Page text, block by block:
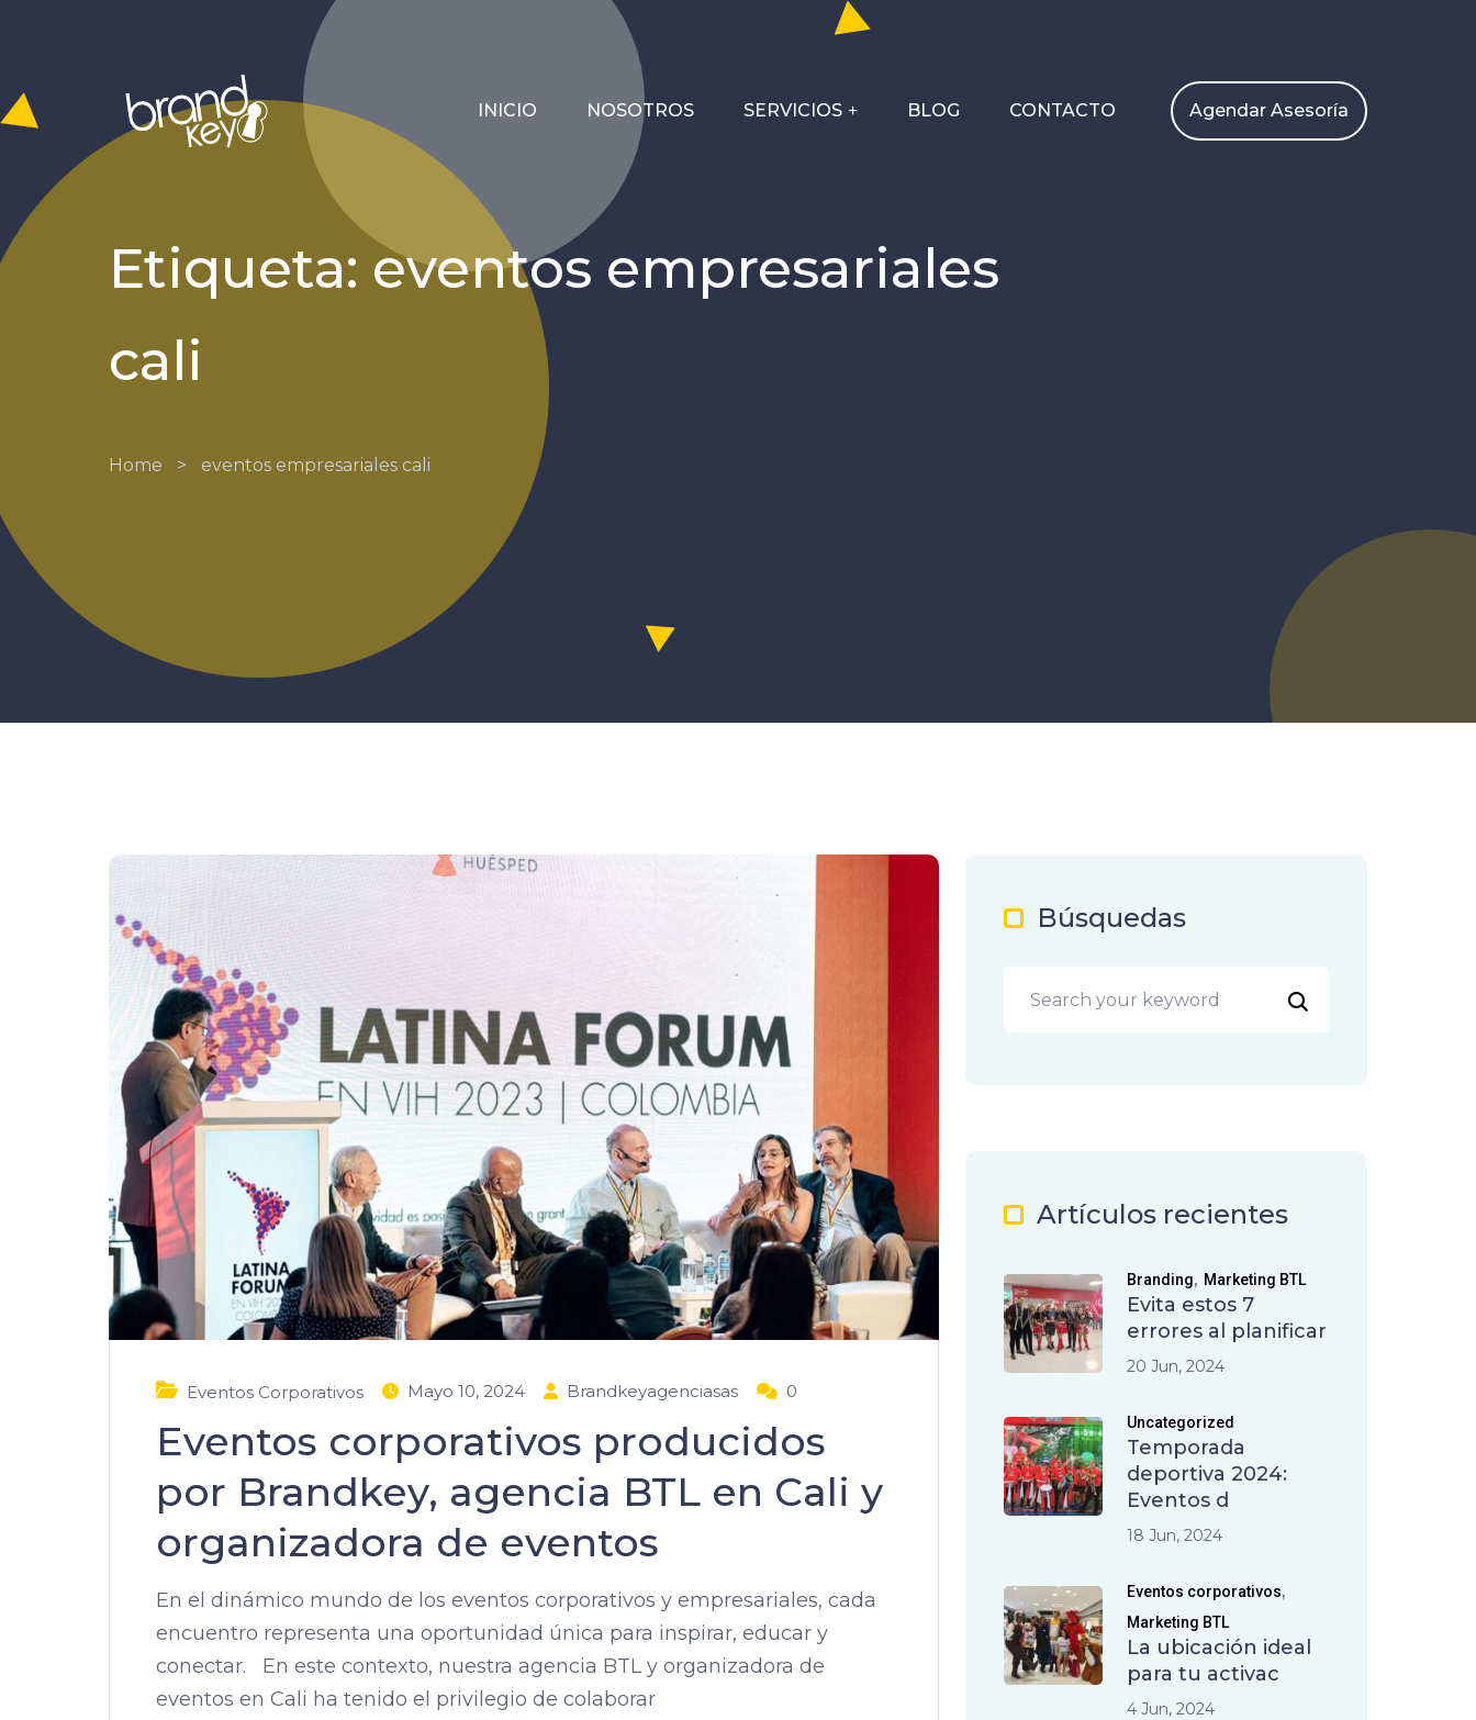
INICIO NOSOTROS SERVICIOS BLOG CONTACTO Agendar Asesoría
Etiqueta: eventos empresariales
cali
Home > eventos empresariales cali
Eventos Corporativos Mayo 10, 2024 Brandkeyagenciasas 0
Eventos corporativos producidos
por Brandkey, agencia BTL en Cali y
organizadora de eventos
En el dinámico mundo de los eventos corporativos y empresariales, cada
encuentro representa una oportunidad única para inspirar, educar y
conectar. En este contexto, nuestra agencia BTL y organizadora de
eventos en Cali ha tenido el privilegio de colaborar
Búsquedas
Artículos recientes
Branding, Marketing BTL
Evita estos 7
errores al planificar
20 Jun, 2024
Uncategorized
Temporada
deportiva 2024:
Eventos d
18 Jun, 2024
Eventos corporativos,
Marketing BTL
La ubicación ideal
para tu activac
4 Jun, 2024